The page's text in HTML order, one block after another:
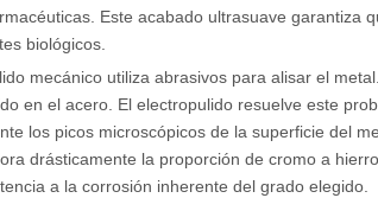
Este acabado ultrasuave garantiza
biológicos.
mecánico utiliza abrasivos para alisar el
en el acero. El electropulido resuelve este
los picos microscópicos de la superficie del
drásticamente la proporción de cromo a
a la corrosión inherente del grado elegido.